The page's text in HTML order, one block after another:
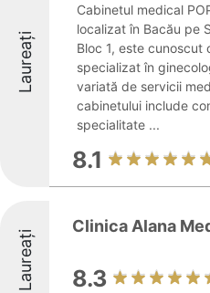
Laureați
Cabinetul medical
localizat în Bacău pe
Bloc 1, este cunoscut
specializat în
variată de servicii
cabinetului include
specialitate ...
8.1
Laureați
Clinica Alana
8.3